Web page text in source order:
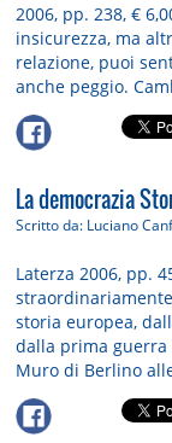
2006, pp. 238, €
insicurezza, ma
relazione, puoi
anche peggio.
La democrazia
Scritto da: Luciano
Laterza 2006, pp.
storia europea,
dalla prima
Muro di Berlino